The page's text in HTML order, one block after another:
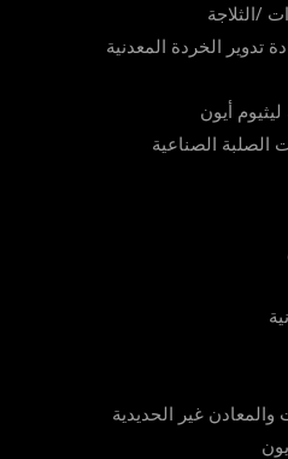
/الثلاجة
تدوير الخردة المعدنية
أيون
الصلبة الصناعية
والمعادن غير الحديدية